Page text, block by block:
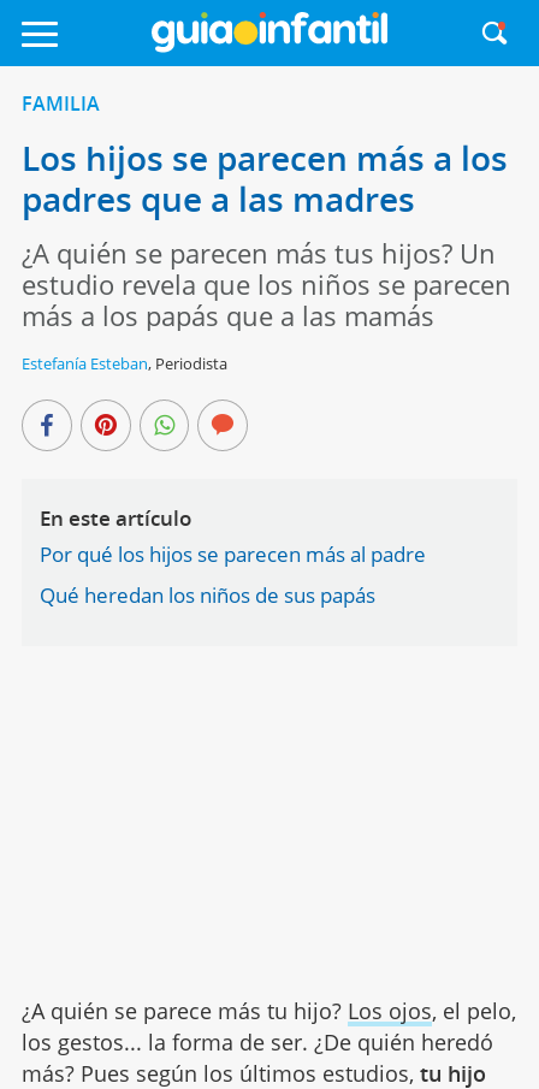
FAMILIA
Los hijos se parecen más a los
padres que a las madres
¿A quién se parecen más tus hijos? Un
estudio revela que los niños se parecen
más a los papás que a las mamás
Estefanía Esteban, Periodista
En este artículo
Por qué los hijos se parecen más al padre
Qué heredan los niños de sus papás
¿A quién se parece más tu hijo? Los ojos, el pelo,
los gestos... la forma de ser. ¿De quién heredó
más? Pues según los últimos estudios, tu hijo